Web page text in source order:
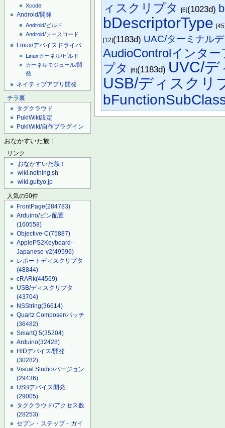
Xcode
Android/開発
Android/ビルド
Android/ソースコード
Linux/デバイスドライバ
Linuxカーネル/ビルド
カーネルモジュール/開
発
ネイティブアプリ開発
チラ裏
タグクラウド
PukiWiki設定
PukiWiki/自作プラグイン
おなかすいた族！
リンク
おなかすいた族！
wiki.nothing.sh
wiki.guttyo.jp
人気の50件
FrontPage(284783)
Arduino/ピン配置
(160558)
Objective-C(75887)
ApplePS2Keyboard-
Japanese-v2(49596)
レポートディスクリプタ
(48844)
cRARk(44569)
USB/ディスクリプタ
(43704)
NSString(36614)
Quartz Composer/パッチ
(36482)
SmartQ 5(35204)
Arduino(32428)
HIDデバイス/開発
(30282)
Visual Studio/バージョン
(29436)
USBデバイス開発
(29005)
タグクラウド/アクセス数
(28253)
セブン・ステップ・ガイ
ィスクリプタ
[6](1023d)
bDescriptorType
[12](1183d) UAC/ターミナル
AudioControlインタ
プタ
[6](1183d) UVC/
USB/ディスクリ